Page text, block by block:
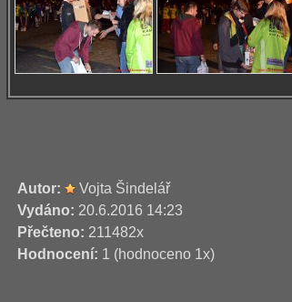
Autor:
Vojta Šindelář
Vydáno: 20.6.2016 14:23
Přečteno: 211482x
Hodnocení: 1 (hodnoceno 1x)